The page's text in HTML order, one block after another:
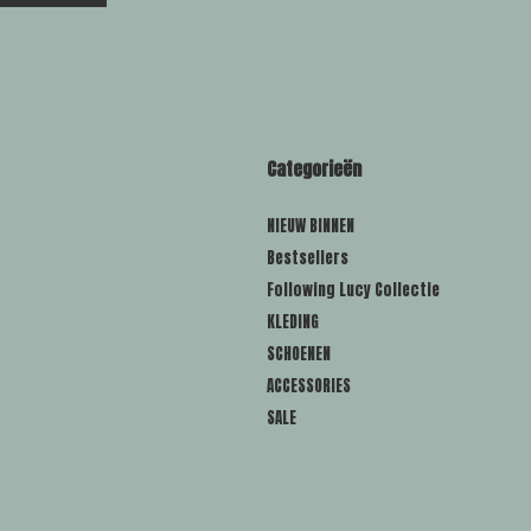
Categorieën
NIEUW BINNEN
Bestsellers
Following Lucy Collectie
KLEDING
SCHOENEN
ACCESSORIES
SALE